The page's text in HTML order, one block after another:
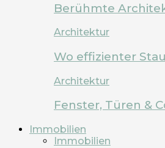
Berühmte
Architektur
Wo effizienter
Architektur
Fenster, Türen &
Immobilien
Immobilien